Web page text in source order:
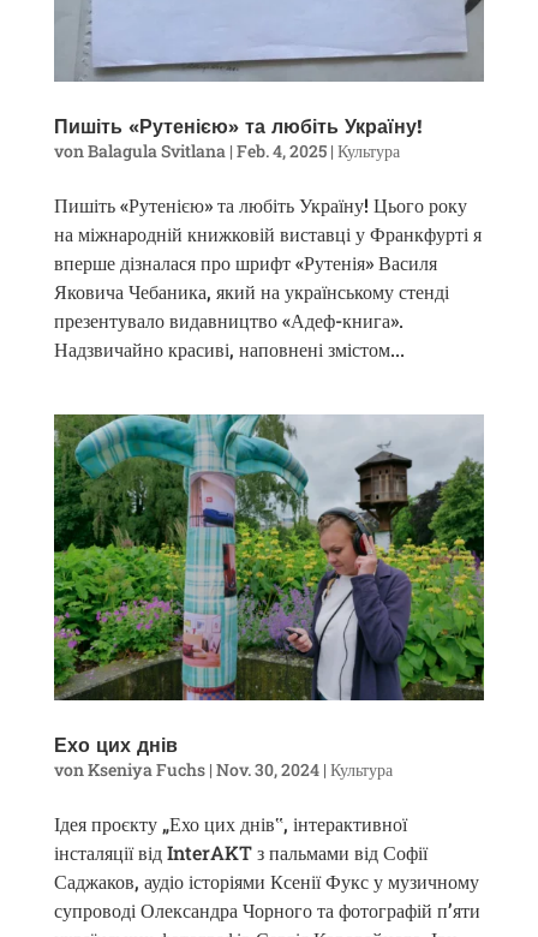
Пишіть «Рутенією» та любіть Україну!
von Balagula Svitlana | Feb. 4, 2025| Культура
Пишіть «Рутенією» та любіть Україну! Цього року
на міжнародній книжковій виставці у Франкфурті я
вперше дізналася про шрифт «Рутенія» Василя
Яковича Чебаника, який на українському стенді
презентувало видавництво «Адеф-книга».
Надзвичайно красиві, наповнені змістом...
Ехо цих днів
vonKseniya Fuchs| Nov. 30, 2024| Культура
Ідея проєкту „Ехо цих днів‟, інтерактивної
інсталяції від InterAKT з пальмами від Софії
Саджаков, аудіо історіями Ксенії Фукс у музичному
супроводі Олександра Чорного та фотографій п’яти